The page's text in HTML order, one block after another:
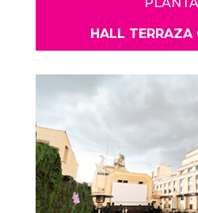
HALL TERRAZA